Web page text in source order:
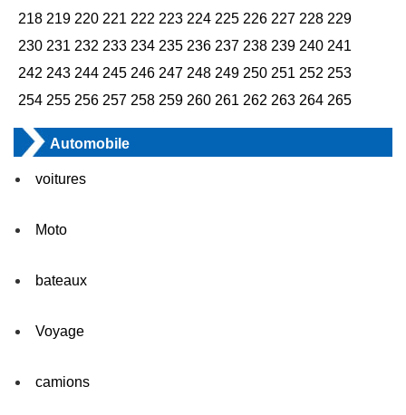
218 219 220 221 222 223 224 225 226 227 228 229
230 231 232 233 234 235 236 237 238 239 240 241
242 243 244 245 246 247 248 249 250 251 252 253
254 255 256 257 258 259 260 261 262 263 264 265
Automobile
voitures
Moto
bateaux
Voyage
camions